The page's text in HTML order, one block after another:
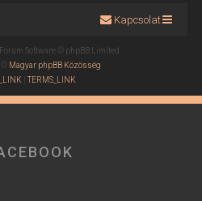
Kapcsolat
Software © phpBB Limited
Magyar phpBB Közösség
| TERMS_LINK